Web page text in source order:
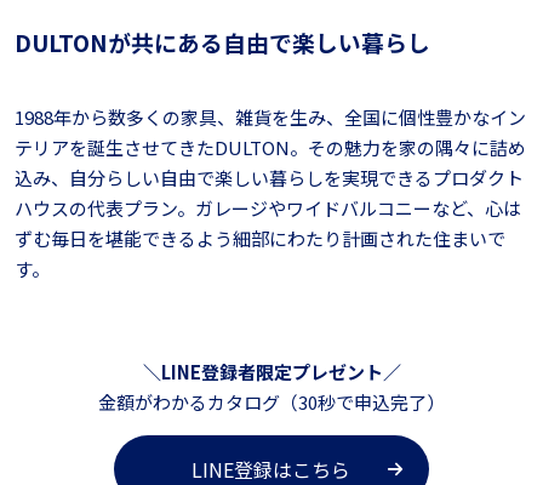
DULTONが共にある自由で楽しい暮らし
1988年から数多くの家具、雑貨を生み、全国に個性豊かなイン
テリアを誕生させてきたDULTON。その魅力を家の隅々に詰め
込み、自分らしい自由で楽しい暮らしを実現できるプロダクト
ハウスの代表プラン。ガレージやワイドバルコニーなど、心は
ずむ毎日を堪能できるよう細部にわたり計画された住まいで
す。
＼LINE登録者限定プレゼント／
金額がわかるカタログ（30秒で申込完了）
LINE登録はこちら